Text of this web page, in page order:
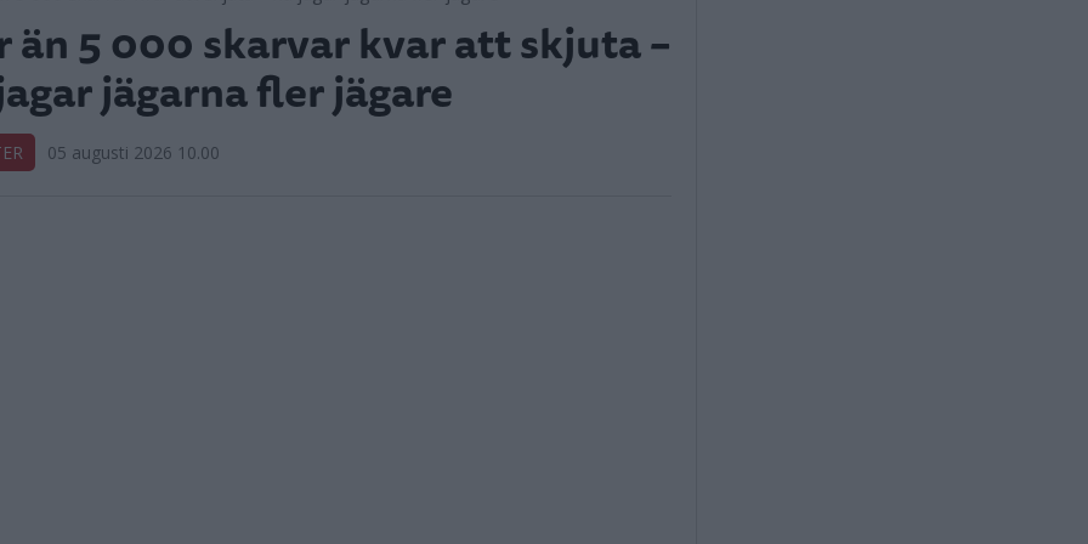
än 5 000 skarvar kvar att skjuta –
jägarna fler jägare
05 augusti 2026 10.00